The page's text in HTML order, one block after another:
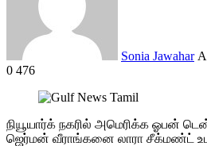
Sonia Jawahar
0 476
நியூயார்க் நகரில் அமெரிக்க ஓபன்
ஜெர்மன் வீராங்கனை லாரா சீக்மண்ட்